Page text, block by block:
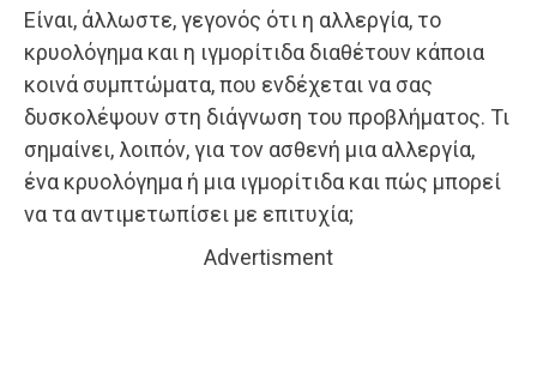
Είναι, άλλωστε, γεγονός ότι η αλλεργία, το
κρυολόγημα και η ιγμορίτιδα διαθέτουν κάποια
κοινά συμπτώματα, που ενδέχεται να σας
δυσκολέψουν στη διάγνωση του προβλήματος. Τι
σημαίνει, λοιπόν, για τον ασθενή μια αλλεργία,
ένα κρυολόγημα ή μια ιγμορίτιδα και πώς μπορεί
να τα αντιμετωπίσει με επιτυχία;
Advertisment